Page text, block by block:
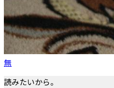
無
読みたいから。